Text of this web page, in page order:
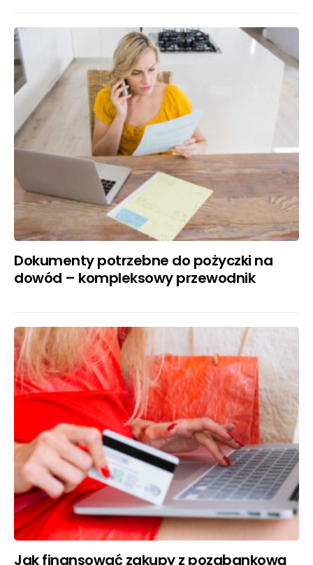
Dokumenty potrzebne do pożyczki na
dowód – kompleksowy przewodnik
Jak finansować zakupy z pozabankową